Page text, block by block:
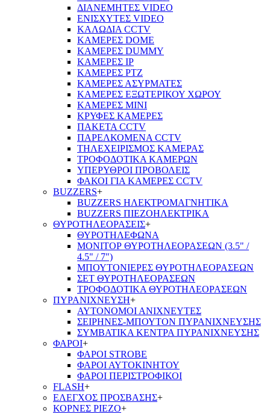
ΔΙΑΝΕΜΗΤΕΣ VIDEO
ΕΝΙΣΧΥΤΕΣ VIDEO
ΚΑΛΩΔΙΑ CCTV
ΚΑΜΕΡΕΣ DOME
ΚΑΜΕΡΕΣ DUMMY
ΚΑΜΕΡΕΣ IP
ΚΑΜΕΡΕΣ PTZ
ΚΑΜΕΡΕΣ ΑΣΥΡΜΑΤΕΣ
ΚΑΜΕΡΕΣ ΕΞΩΤΕΡΙΚΟΥ ΧΩΡΟΥ
ΚΑΜΕΡΕΣ ΜΙΝΙ
ΚΡΥΦΕΣ ΚΑΜΕΡΕΣ
ΠΑΚΕΤΑ CCTV
ΠΑΡΕΛΚΟΜΕΝΑ CCTV
ΤΗΛΕΧΕΙΡΙΣΜΟΣ ΚΑΜΕΡΑΣ
ΤΡΟΦΟΔΟΤΙΚΑ ΚΑΜΕΡΩΝ
ΥΠΕΡΥΘΡΟΙ ΠΡΟΒΟΛΕΙΣ
ΦΑΚΟΙ ΓΙΑ ΚΑΜΕΡΕΣ CCTV
BUZZERS+
BUZZERS ΗΛΕΚΤΡΟΜΑΓΝΗΤΙΚΑ
BUZZERS ΠΙΕΖΟΗΛΕΚΤΡΙΚΑ
ΘΥΡΟΤΗΛΕΟΡΑΣΕΙΣ+
ΘΥΡΟΤΗΛΕΦΩΝΑ
ΜΟΝΙΤΟΡ ΘΥΡΟΤΗΛΕΟΡΑΣΕΩΝ (3.5" /
4.5" / 7")
ΜΠΟΥΤΟΝΙΕΡΕΣ ΘΥΡΟΤΗΛΕΟΡΑΣΕΩΝ
ΣΕΤ ΘΥΡΟΤΗΛΕΟΡΑΣΕΩΝ
ΤΡΟΦΟΔΟΤΙΚΑ ΘΥΡΟΤΗΛΕΟΡΑΣΕΩΝ
ΠΥΡΑΝΙΧΝΕΥΣΗ+
ΑΥΤΟΝΟΜΟΙ ΑΝΙΧΝΕΥΤΕΣ
ΣΕΙΡΗΝΕΣ-ΜΠΟΥΤΟΝ ΠΥΡΑΝΙΧΝΕΥΣΗΣ
ΣΥΜΒΑΤΙΚΑ ΚΕΝΤΡΑ ΠΥΡΑΝΙΧΝΕΥΣΗΣ
ΦΑΡΟΙ+
ΦΑΡΟΙ STROBE
ΦΑΡΟΙ ΑΥΤΟΚΙΝΗΤΟΥ
ΦΑΡΟΙ ΠΕΡΙΣΤΡΟΦΙΚΟΙ
FLASH+
ΕΛΕΓΧΟΣ ΠΡΟΣΒΑΣΗΣ+
ΚΟΡΝΕΣ PIEZO+